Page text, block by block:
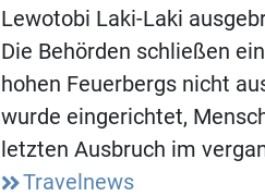
Lewotobi Laki-Laki
Die Behörden schließen
hohen Feuerbergs nicht
wurde eingerichtet,
letzten Ausbruch im
Travelnews